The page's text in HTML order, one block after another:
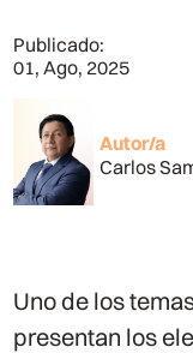
Publicado:
01, Ago, 2025
Autor/a
Carlos
Uno de los
presentan los